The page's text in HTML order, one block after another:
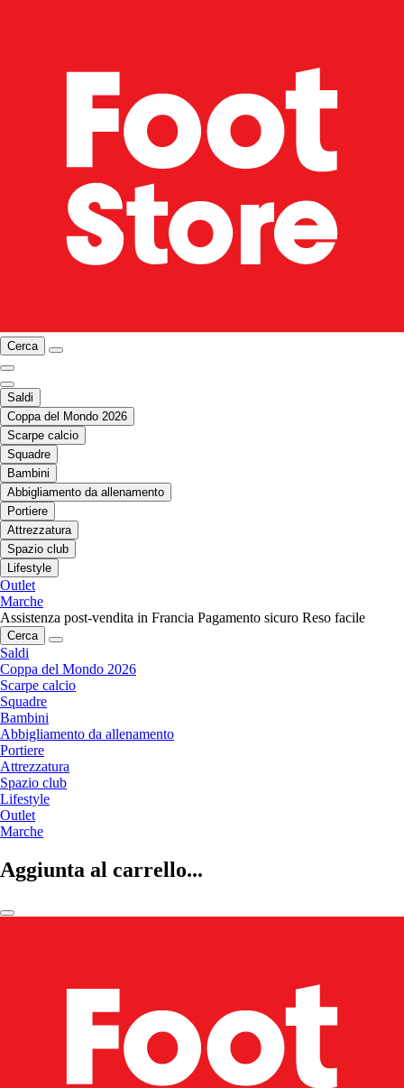
Cerca
Saldi
Coppa del Mondo 2026
Scarpe calcio
Squadre
Bambini
Abbigliamento da allenamento
Portiere
Attrezzatura
Spazio club
Lifestyle
Outlet
Marche
Assistenza post-vendita in Francia Pagamento sicuro Reso facile
Cerca
Saldi
Coppa del Mondo 2026
Scarpe calcio
Squadre
Bambini
Abbigliamento da allenamento
Portiere
Attrezzatura
Spazio club
Lifestyle
Outlet
Marche
Aggiunta al carrello...